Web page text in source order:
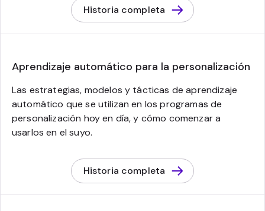
Historia completa
Aprendizaje automático para la personalización
Las estrategias, modelos y tácticas de aprendizaje
automático que se utilizan en los programas de
personalización hoy en día, y cómo comenzar a
usarlos en el suyo.
Historia completa